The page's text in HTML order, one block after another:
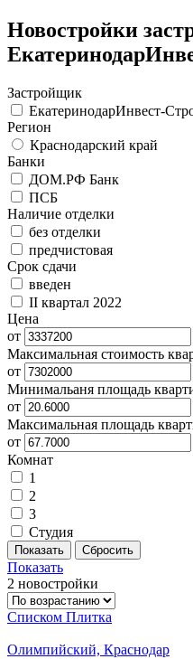
Новостройки
Застройщик
ЕкатеринодарИнвест-
Регион
Краснодарский край
Банки
ДОМ.РФ Банк
ПСБ
Наличие отделки
без отделки
предчистовая
Срок сдачи
введен
II квартал 2022
Цена
от
Максимальная стоимость
от
Минимальаня площадь
от
Максимальная площадь
от
Комнат
1
2
3
Студия
Показать
2 новостройки
Списком Плитка
Олимпийский, Краснодар